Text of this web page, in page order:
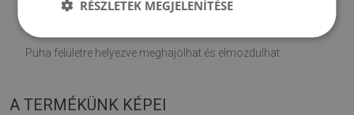
♦
A szőnyeget kemény felületen történő használatra tervezték.
Puha felületre helyezve meghajolhat és elmozdulhat.
A TERMÉKÜNK KÉPEI
RÉSZLETEK MEGJELENÍTÉSE